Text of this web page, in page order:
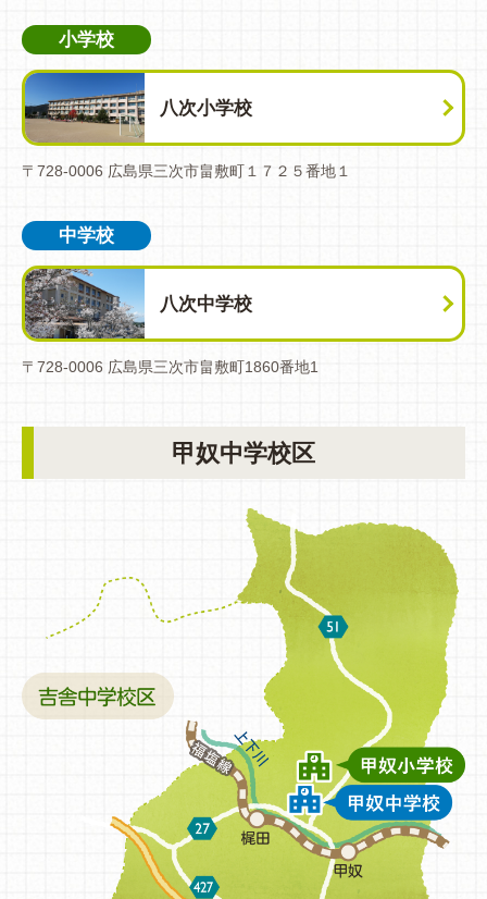
小学校
八次小学校
〒728-0006 広島県三次市畠敷町１７２５番地１
中学校
八次中学校
〒728-0006 広島県三次市畠敷町1860番地1
甲奴中学校区